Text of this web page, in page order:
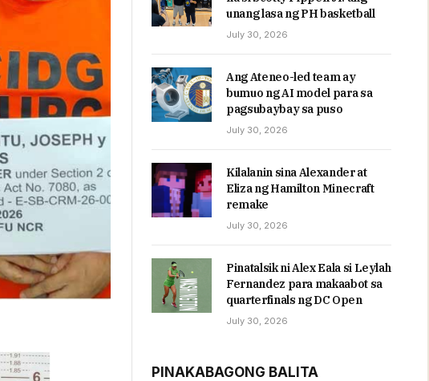
unang lasa ng PH basketball
July 30, 2026
Ang Ateneo-led team ay
bumuo ng AI model para sa
pagsubaybay sa puso
July 30, 2026
Kilalanin sina Alexander at
Eliza ng Hamilton Minecraft
remake
July 30, 2026
Pinatalsik ni Alex Eala si Leylah
Fernandez para makaabot sa
quarterfinals ng DC Open
July 30, 2026
PINAKABAGONG BALITA